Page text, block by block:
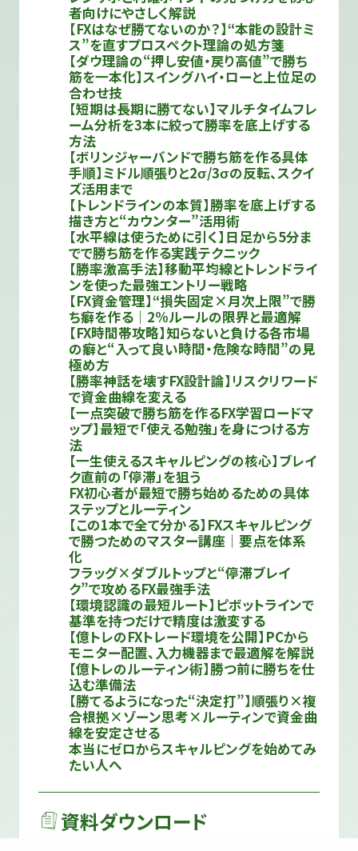
者向けにやさしく解説
【FXはなぜ勝てないのか？】“本能の設計ミ
ス”を直すプロスペクト理論の処方箋
【ダウ理論の“押し安値・戻り高値”で勝ち
筋を一本化】スイングハイ・ローと上位足の
合わせ技
【短期は長期に勝てない】マルチタイムフレ
ーム分析を3本に絞って勝率を底上げする
方法
【ボリンジャーバンドで勝ち筋を作る具体
手順】ミドル順張りと2σ/3σの反転、スクイ
ズ活用まで
【トレンドラインの本質】勝率を底上げする
描き方と“カウンター”活用術
【水平線は使うために引く】日足から5分ま
でで勝ち筋を作る実践テクニック
【勝率激高手法】移動平均線とトレンドライ
ンを使った最強エントリー戦略
【FX資金管理】“損失固定×月次上限”で勝
ち癖を作る｜2%ルールの限界と最適解
【FX時間帯攻略】知らないと負ける各市場
の癖と“入って良い時間・危険な時間”の見
極め方
【勝率神話を壊すFX設計論】リスクリワード
で資金曲線を変える
【一点突破で勝ち筋を作るFX学習ロードマ
ップ】最短で「使える勉強」を身につける方
法
【一生使えるスキャルピングの核心】ブレイ
ク直前の「停滞」を狙う
FX初心者が最短で勝ち始めるための具体
ステップとルーティン
【この1本で全て分かる】FXスキャルピング
で勝つためのマスター講座｜要点を体系
化
フラッグ×ダブルトップと“停滞ブレイ
ク”で攻めるFX最強手法
【環境認識の最短ルート】ピボットラインで
基準を持つだけで精度は激変する
【億トレのFXトレード環境を公開】PCから
モニター配置、入力機器まで最適解を解説
【億トレのルーティン術】勝つ前に勝ちを仕
込む準備法
【勝てるようになった“決定打”】順張り×複
合根拠×ゾーン思考×ルーティンで資金曲
線を安定させる
本当にゼロからスキャルピングを始めてみ
たい人へ
資料ダウンロード